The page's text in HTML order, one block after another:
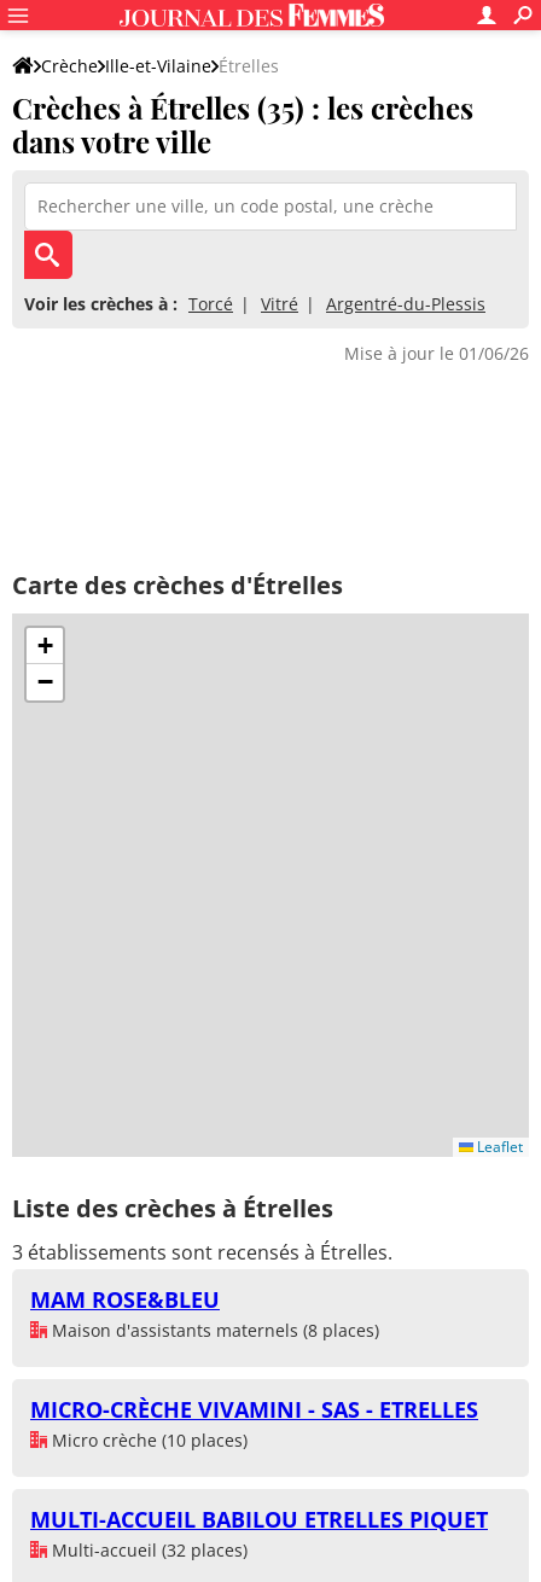
Crèche Ille-et-Vilaine Étrelles
Crèches à Étrelles (35) : les crèches
dans votre ville
Voir les crèches à : Torcé Vitré Argentré-du-Plessis
Mise à jour le 01/06/26
Carte des crèches d'Étrelles
+
−
Leaflet
Liste des crèches à Étrelles
3 établissements sont recensés à Étrelles.
MAM ROSE&BLEU
Maison d'assistants maternels (8 places)
MICRO-CRÈCHE VIVAMINI - SAS - ETRELLES
Micro crèche (10 places)
MULTI-ACCUEIL BABILOU ETRELLES PIQUET
Multi-accueil (32 places)